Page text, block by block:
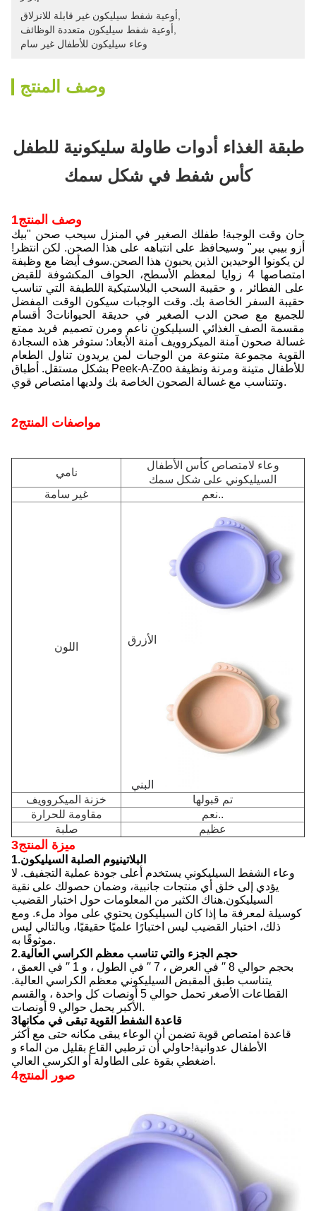
أوعية شفط سيليكون غير قابلة للانزلاق
أوعية شفط سيليكون متعددة الوظائف
وعاء سيليكون للأطفال غير سام
وصف المنتج
طبقة الغذاء أدوات طاولة سليكونية للطفل
كأس شفط في شكل سمك
1وصف المنتج
حان وقت الوجبة! طفلك الصغير في المنزل سيحب صحن "بيك
أزو بيبي بير" وسيحافظ على انتباهه على هذا الصحن. لكن انتظر!
لن يكونوا الوحيدين الذين يحبون هذا الصحن.سوف أيضا مع وظيفة
امتصاصها 4 زوايا لمعظم الأسطح، الحواف المكشوفة للقبض
على الفطائر ، و حقيبة السحب البلاستيكية اللطيفة التي تناسب
حقيبة السفر الخاصة بك. وقت الوجبات سيكون الوقت المفضل
للجميع مع صحن الدب الصغير في حديقة الحيوانات3 أقسام
مقسمة الصف الغذائي السيليكون ناعم ومرن تصميم فريد ممتع
غسالة صحون آمنة الميكروويف آمنة الأبعاد: ستوفر هذه السجادة
القوية مجموعة متنوعة من الوجبات لمن يريدون تناول الطعام
بشكل مستقل. أطباق Peek-A-Zoo للأطفال متينة ومرنة ونظيفة
وتتناسب مع غسالة الصحون الخاصة بك ولديها امتصاص قوي.
2مواصفات المنتج
نامي
وعاء لامتصاص كأس الأطفال
السيليكوني على شكل سمك
غير سامة
نعم..
اللون
الأزرق
البني
خزنة الميكروويف
تم قبولها
مقاومة للحرارة
نعم..
صلبة
عظيم
3ميزة المنتج
1.البلاتينيوم الصلبة السيليكون
وعاء الشفط السيليكوني يستخدم أعلى جودة عملية التجفيف. لا
يؤدي إلى خلق أي منتجات جانبية، وضمان حصولك على نقية
السيليكون.هناك الكثير من المعلومات حول اختبار القضيب
كوسيلة لمعرفة ما إذا كان السيليكون يحتوي على مواد ملء. ومع
ذلك، اختبار القضيب ليس اختبارًا علميًا حقيقيًا، وبالتالي ليس
موثوقًا به.
2.حجم الجزء والتي تناسب معظم الكراسي العالية
بحجم حوالي 8 ′′ في العرض ، 7 ′′ في الطول ، و 1 ′′ في العمق ،
يتناسب طبق المقبض السيليكوني معظم الكراسي العالية.
القطاعات الأصغر تحمل حوالي 5 أونصات كل واحدة ، والقسم
الأكبر يحمل حوالي 9 أونصات.
3قاعدة الشفط القوية تبقى في مكانها
قاعدة امتصاص قوية تضمن أن الوعاء يبقى مكانه حتى مع أكثر
الأطفال عدوانية!حاولي أن ترطبي القاع بقليل من الماء و
اضغطي بقوة على الطاولة أو الكرسي العالي.
4صور المنتج